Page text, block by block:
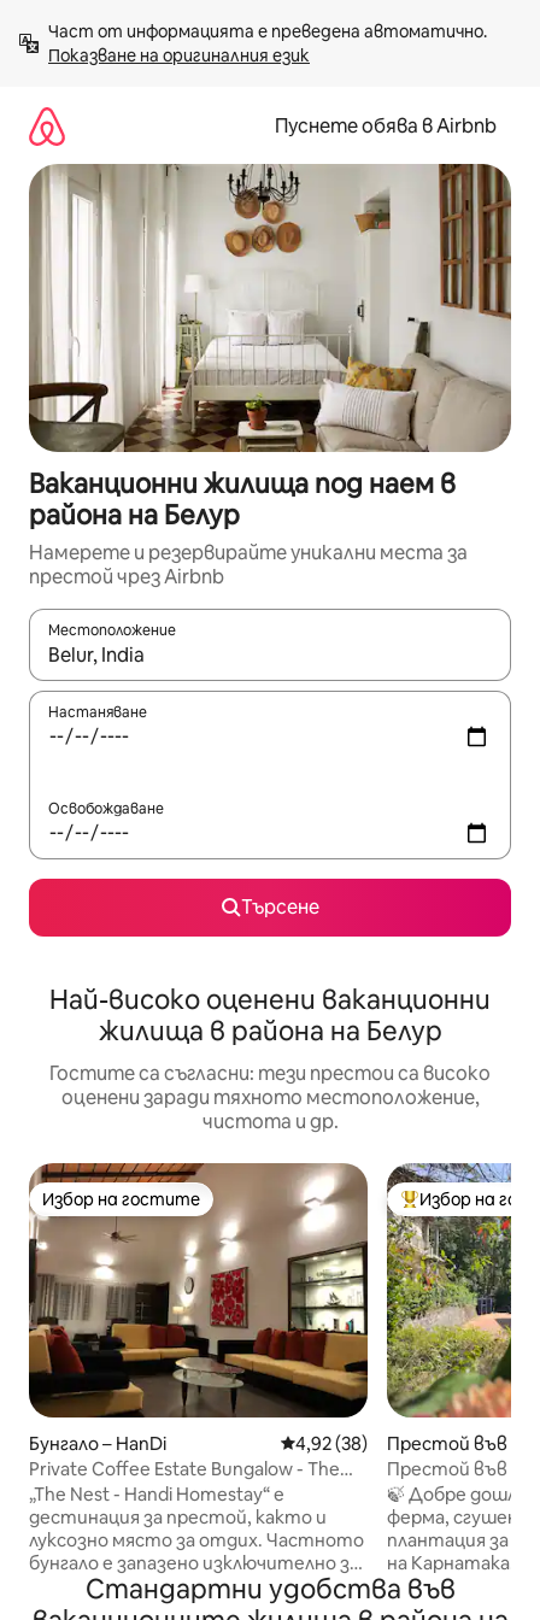
към
съдържанието
Показване на оригиналния език
Пуснете обява в Airbnb
Ваканционни жилища под наем в
района на Белур
Намерете и резервирайте уникални места за
престой чрез Airbnb
Местоположение
Когато резултатите се покажат, използвайте
Настаняване
Освобождаване
Търсене
Най-високо оценени ваканционни
жилища в района на Белур
Гостите са съгласни: тези престои са високо
оценени заради тяхното местоположение,
чистота и др.
Избор на гостите
Избор на гостите
Бунгало – HanDi Средна оценка: 4,92 от 5,
4,92 (38)
Private Coffee Estate Bungalow - The
Nest (Handi)
„The Nest - Handi Homestay“ е
дестинация за престой, както и
луксозно място за отдих. Частното
бунгало е запазено изключително за
ваше ползване и предлага пълно
уединение, докато гъсто
Най-популярен
Избор на
Престой във
gola
Престой във
спокойно
кафе
🍃 Добре дошли в нашата уютна
ферма, сгушена
плантация за
на Карнатака.
къща предлага
автентично
Стандартни удобства във